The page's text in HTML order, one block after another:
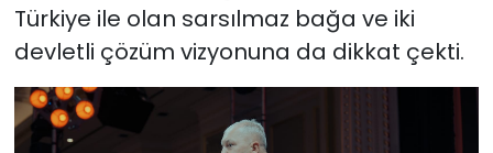
Türkiye ile olan sarsılmaz bağa ve iki
devletli çözüm vizyonuna da dikkat çekti.